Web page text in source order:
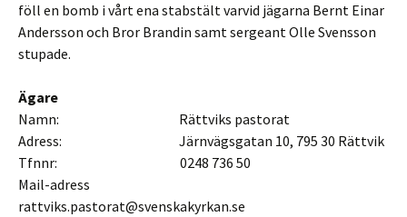
föll en bomb i vårt ena stabstält varvid jägarna Bernt Einar
Andersson och Bror Brandin samt sergeant Olle Svensson
stupade.
Ägare
Namn: Rättviks pastorat
Adress: Järnvägsgatan 10, 795 30 Rättvik
Tfnnr: 0248 736 50
Mail-adress
rattviks.pastorat@svenskakyrkan.se